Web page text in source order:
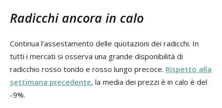
Radicchi ancora in calo
Continua l’assestamento delle quotazioni dei radicchi. In
tutti i mercati si osserva una grande disponibilità di
radicchio rosso tondo e rosso lungo precoce. Rispetto alla
settimana precedente, la media dei prezzi è in calo è del
-9%.